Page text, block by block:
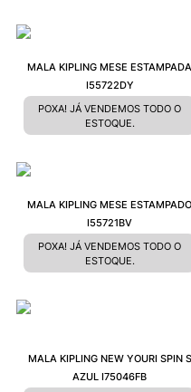
MALA KIPLING MESE ESTAMPADA
I55722DY
POXA! JÁ VENDEMOS TODO O
ESTOQUE.
MALA KIPLING MESE ESTAMPADO
I55721BV
POXA! JÁ VENDEMOS TODO O
ESTOQUE.
MALA KIPLING NEW YOURI SPIN S
AZUL I75046FB